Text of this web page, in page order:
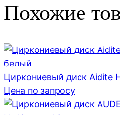
Похожие
Циркониевый диск Aidite
Цена по запросу